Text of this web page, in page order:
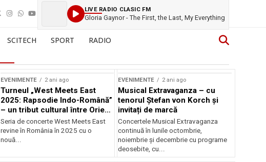
LIVE RADIO CLASIC FM
Gloria Gaynor - The First, the Last, My Everything
SCITECH SPORT RADIO
EVENIMENTE 2 ani ago
Turneul „West Meets East
2025: Rapsodie Indo-Română”
– un tribut cultural între Orient
și Occident
Seria de concerte West Meets East
revine în România în 2025 cu o
nouă...
EVENIMENTE 2 ani ago
Musical Extravaganza – cu
tenorul Ștefan von Korch și
invitați de marcă
Concertele Musical Extravaganza
continuă în lunile octombrie,
noiembrie şi decembrie cu programe
deosebite, cu...